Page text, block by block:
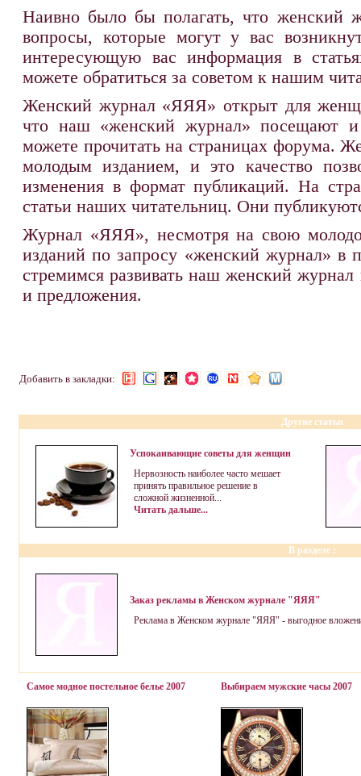
Наивно было бы полагать, что женский
вопросы, которые могут у вас
интересующую вас информация в
можете обратиться за советом к нашим
Женский журнал «ЯЯЯ» открыт для
что наш «женский журнал» посещают
можете прочитать на страницах форума.
молодым изданием, и это качество
изменения в формат публикаций. На
статьи наших читательниц. Они
Журнал «ЯЯЯ», несмотря на свою
изданий по запросу «женский журнал» в
стремимся развивать наш женский
и предложения.
Добавить в закладки:
Другие статьи
Успокаивающие советы для женщин
Нервозность наиболее часто мешает
принять правильное решение в
сложной жизненной...
Читать дальше...
В разделе :
Заказ рекламы в Женском журнале "ЯЯЯ"
Реклама в Женском журнале "ЯЯЯ" - выгодное
Самое модное постельное белье 2007 Выбираем мужские часы 2007